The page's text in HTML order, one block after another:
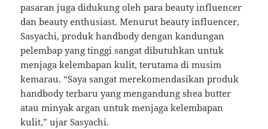
pasaran juga didukung oleh para beauty influencer
dan beauty enthusiast. Menurut beauty influencer,
Sasyachi, produk handbody dengan kandungan
pelembap yang tinggi sangat dibutuhkan untuk
menjaga kelembapan kulit, terutama di musim
kemarau. “Saya sangat merekomendasikan produk
handbody terbaru yang mengandung shea butter
atau minyak argan untuk menjaga kelembapan
kulit,” ujar Sasyachi.